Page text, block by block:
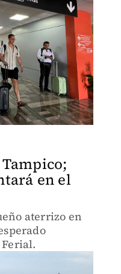
en el
aterrizo en